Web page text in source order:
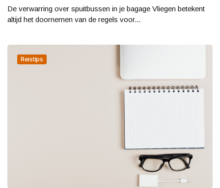
De verwarring over spuitbussen in je bagage Vliegen betekent
altijd het doornemen van de regels voor...
Reistips